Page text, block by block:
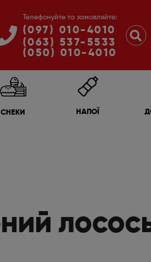
Телефонуйте та замовляйте:
(097) 010-4010
(063) 537-5533
(050) 010-4010
СНЕКИ НАПОЇ